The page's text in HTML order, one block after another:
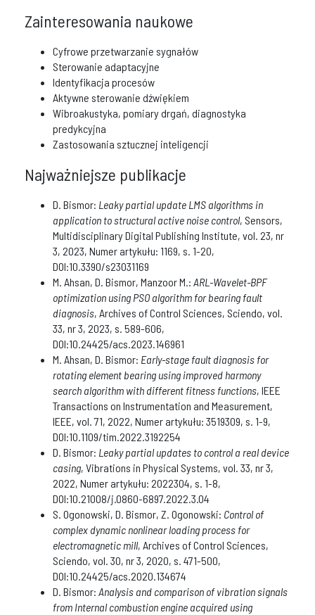
Zainteresowania naukowe
Cyfrowe przetwarzanie sygnałów
Sterowanie adaptacyjne
Identyfikacja procesów
Aktywne sterowanie dźwiękiem
Wibroakustyka, pomiary drgań, diagnostyka
predykcyjna
Zastosowania sztucznej inteligencji
Najważniejsze publikacje
D. Bismor: Leaky partial update LMS algorithms in
application to structural active noise control, Sensors,
Multidisciplinary Digital Publishing Institute, vol. 23, nr
3, 2023, Numer artykułu: 1169, s. 1-20,
DOI:10.3390/s23031169
M. Ahsan, D. Bismor, Manzoor M.: ARL-Wavelet-BPF
optimization using PSO algorithm for bearing fault
diagnosis, Archives of Control Sciences, Sciendo, vol.
33, nr 3, 2023, s. 589-606,
DOI:10.24425/acs.2023.146961
M. Ahsan, D. Bismor: Early-stage fault diagnosis for
rotating element bearing using improved harmony
search algorithm with different fitness functions, IEEE
Transactions on Instrumentation and Measurement,
IEEE, vol. 71, 2022, Numer artykułu: 3519309, s. 1-9,
DOI:10.1109/tim.2022.3192254
D. Bismor: Leaky partial updates to control a real device
casing, Vibrations in Physical Systems, vol. 33, nr 3,
2022, Numer artykułu: 2022304, s. 1-8,
DOI:10.21008/j.0860-6897.2022.3.04
S. Ogonowski, D. Bismor, Z. Ogonowski: Control of
complex dynamic nonlinear loading process for
electromagnetic mill, Archives of Control Sciences,
Sciendo, vol. 30, nr 3, 2020, s. 471-500,
DOI:10.24425/acs.2020.134674
D. Bismor: Analysis and comparison of vibration signals
from Internal combustion engine acquired using